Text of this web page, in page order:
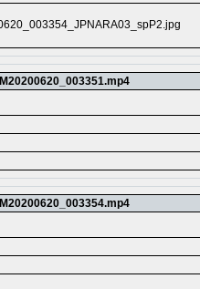
M20200620_003351.mp4
M20200620_003354.mp4